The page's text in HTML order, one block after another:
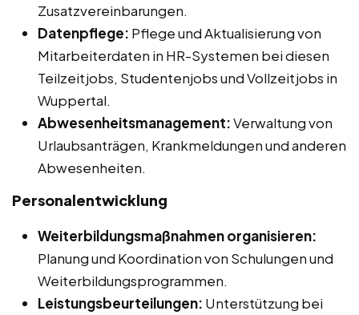
Zusatzvereinbarungen.
Datenpflege: Pflege und Aktualisierung von
Mitarbeiterdaten in HR-Systemen bei diesen
Teilzeitjobs, Studentenjobs und Vollzeitjobs in
Wuppertal.
Abwesenheitsmanagement:Verwaltung von
Urlaubsanträgen, Krankmeldungen und anderen
Abwesenheiten.
Personalentwicklung
Weiterbildungsmaßnahmen organisieren:
Planung und Koordination von Schulungen und
Weiterbildungsprogrammen.
Leistungsbeurteilungen: Unterstützung bei